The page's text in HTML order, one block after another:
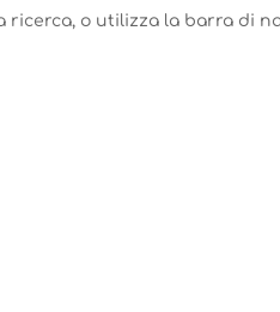
o utilizza la barra di